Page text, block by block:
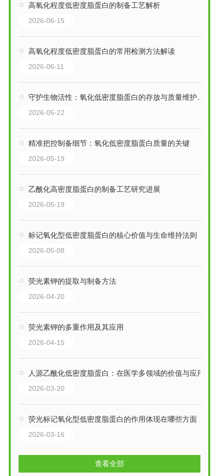
高氧化程度低密度脂蛋白的制备工艺解析
2026-06-15
高氧化程度低密度脂蛋白的常用检测方法解读
2026-06-11
守护生物活性：氧化低密度脂蛋白的存放与质量维护要点
2026-05-22
精准把控制备细节：氧化低密度脂蛋白质量的关键
2026-05-19
乙酰化高密度脂蛋白的制备工艺研究进展
2026-05-19
标记氧化型低密度脂蛋白的核心价值与生命维持法则
2026-05-08
荧光素钾的提取与制备方法
2026-04-20
荧光素钾的多重作用及其应用
2026-04-15
人源乙酰化低密度脂蛋白：在医学多领域的价值与应用
2026-03-20
荧光标记氧化型低密度脂蛋白的作用体现在哪些方面
2026-03-16
查看全部